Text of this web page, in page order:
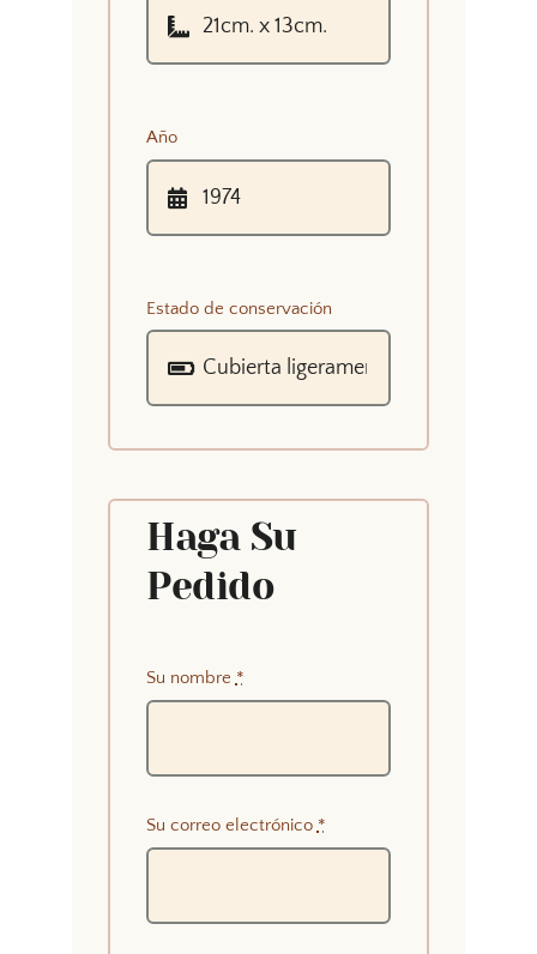
Año
Estado de conservación
Haga Su
Pedido
Su nombre *
Su correo electrónico *